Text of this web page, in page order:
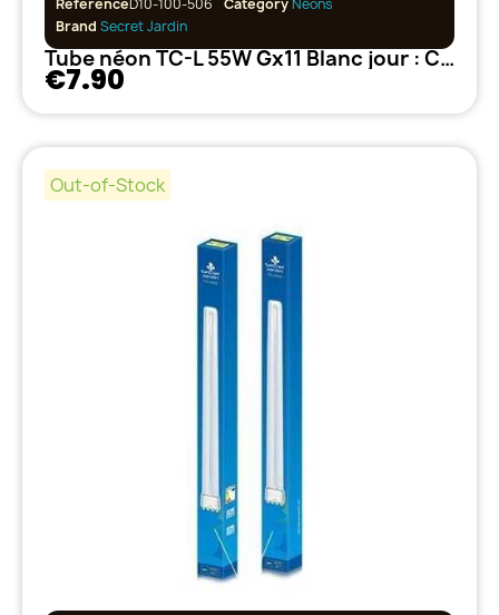
Brand Secret Jardin
Tube néon TC-L 55W Gx11 Blanc jour : Croissance et Plante-mère 6500k
€7.90
Out-of-Stock